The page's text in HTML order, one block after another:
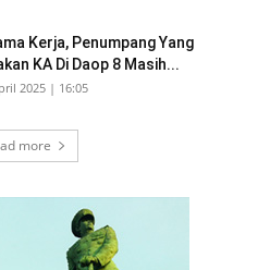
Kerja, Penumpang Yang
KA Di Daop 8 Masih...
2025 | 16:05
more